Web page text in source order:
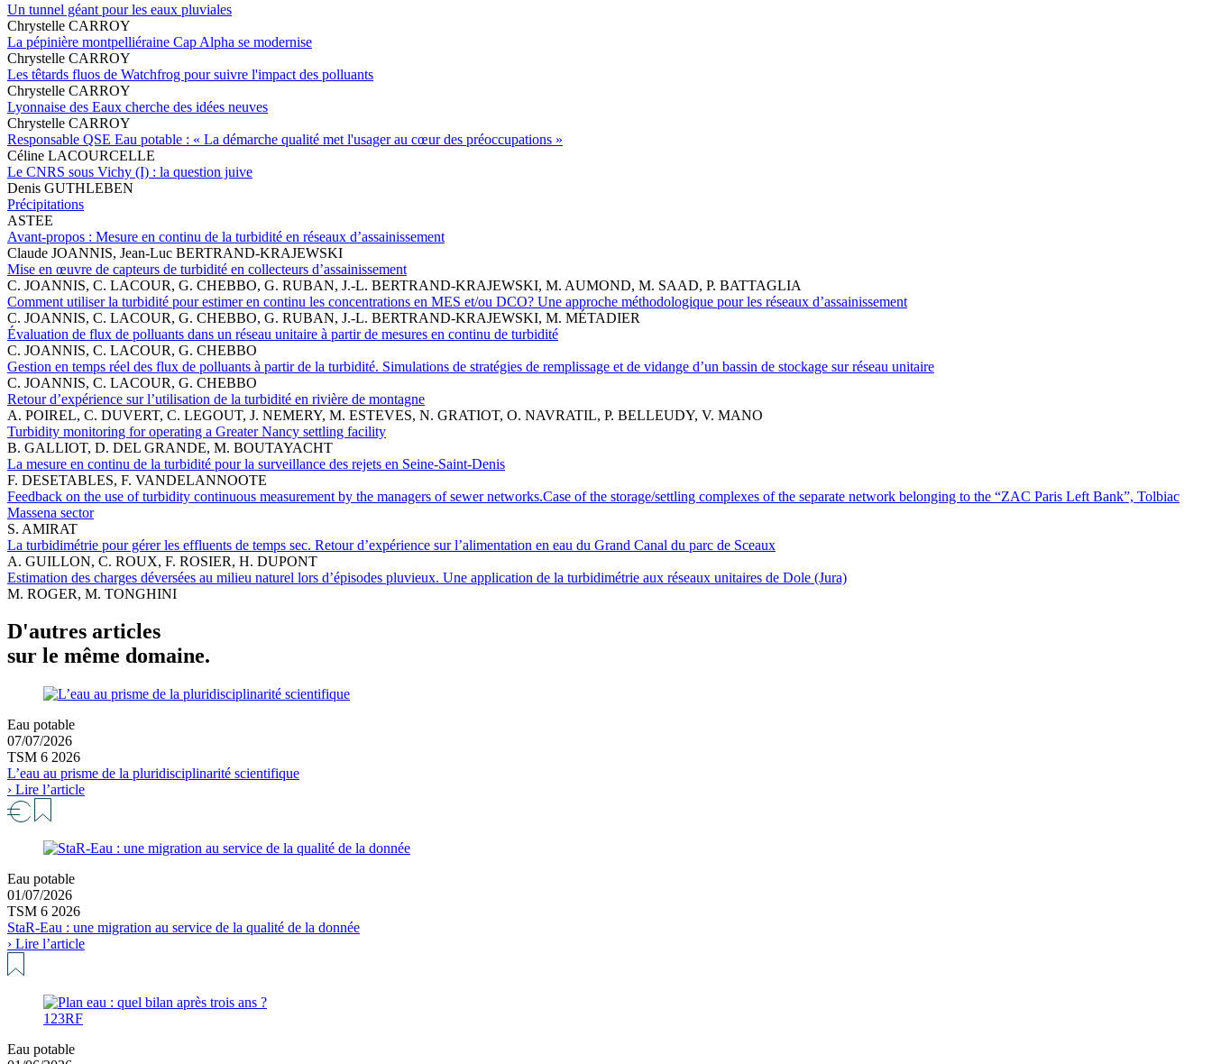
Un tunnel géant pour les eaux pluviales
Chrystelle CARROY
La pépinière montpelliéraine Cap Alpha se modernise
Chrystelle CARROY
Les têtards fluos de Watchfrog pour suivre l'impact des polluants
Chrystelle CARROY
Lyonnaise des Eaux cherche des idées neuves
Chrystelle CARROY
Responsable QSE Eau potable : « La démarche qualité met l'usager au cœur des préoccupations »
Céline LACOURCELLE
Le CNRS sous Vichy (I) : la question juive
Denis GUTHLEBEN
Précipitations
ASTEE
Avant-propos : Mesure en continu de la turbidité en réseaux d’assainissement
Claude JOANNIS, Jean-Luc BERTRAND-KRAJEWSKI
Mise en œuvre de capteurs de turbidité en collecteurs d’assainissement
C. JOANNIS, C. LACOUR, G. CHEBBO, G. RUBAN, J.-L. BERTRAND-KRAJEWSKI, M. AUMOND, M. SAAD, P. BATTAGLIA
Comment utiliser la turbidité pour estimer en continu les concentrations en MES et/ou DCO? Une approche méthodologique pour les réseaux d’assainissement
C. JOANNIS, C. LACOUR, G. CHEBBO, G. RUBAN, J.-L. BERTRAND-KRAJEWSKI, M. MÉTADIER
Évaluation de flux de polluants dans un réseau unitaire à partir de mesures en continu de turbidité
C. JOANNIS, C. LACOUR, G. CHEBBO
Gestion en temps réel des flux de polluants à partir de la turbidité. Simulations de stratégies de remplissage et de vidange d’un bassin de stockage sur réseau unitaire
C. JOANNIS, C. LACOUR, G. CHEBBO
Retour d’expérience sur l’utilisation de la turbidité en rivière de montagne
A. POIREL, C. DUVERT, C. LEGOUT, J. NEMERY, M. ESTEVES, N. GRATIOT, O. NAVRATIL, P. BELLEUDY, V. MANO
Turbidity monitoring for operating a Greater Nancy settling facility
B. GALLIOT, D. DEL GRANDE, M. BOUTAYACHT
La mesure en continu de la turbidité pour la surveillance des rejets en Seine-Saint-Denis
F. DESETABLES, F. VANDELANNOOTE
Feedback on the use of turbidity continuous measurement by the managers of sewer networks.Case of the storage/settling complexes of the separate network belonging to the “ZAC Paris Left Bank”, Tolbiac
Massena sector
S. AMIRAT
La turbidimétrie pour gérer les effluents de temps sec. Retour d’expérience sur l’alimentation en eau du Grand Canal du parc de Sceaux
A. GUILLON, C. ROUX, F. ROSIER, H. DUPONT
Estimation des charges déversées au milieu naturel lors d’épisodes pluvieux. Une application de la turbidimétrie aux réseaux unitaires de Dole (Jura)
M. ROGER, M. TONGHINI
D'autres articles
sur le même domaine.
Eau potable
07/07/2026
TSM 6 2026
L’eau au prisme de la pluridisciplinarité scientifique
› Lire l’article
Eau potable
01/07/2026
TSM 6 2026
StaR-Eau : une migration au service de la qualité de la donnée
› Lire l’article
123RF
Eau potable